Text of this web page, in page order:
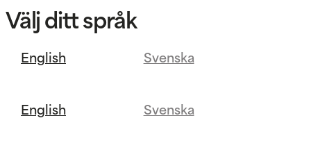
Välj ditt språk
English Svenska
English Svenska